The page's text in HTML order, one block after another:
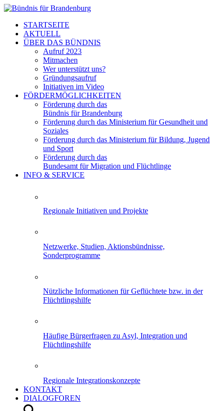
STARTSEITE
AKTUELL
ÜBER DAS BÜNDNIS
Aufruf 2023
Mitmachen
Wer unterstützt uns?
Gründungsaufruf
Initiativen im Video
FÖRDERMÖGLICHKEITEN
Förderung durch das
Bündnis für Brandenburg
Förderung durch das Ministerium für Gesundheit und
Soziales
Förderung durch das Ministerium für Bildung, Jugend
und Sport
Förderung durch das
Bundesamt für Migration und Flüchtlinge
INFO & SERVICE
Regionale Initiativen und Projekte
Netzwerke, Studien, Aktionsbündnisse,
Sonderprogramme
Nützliche Informationen für Geflüchtete bzw. in der
Flüchtlingshilfe
Häufige Bürgerfragen zu Asyl, Integration und
Flüchtlingshilfe
Regionale Integrationskonzepte
KONTAKT
DIALOGFOREN